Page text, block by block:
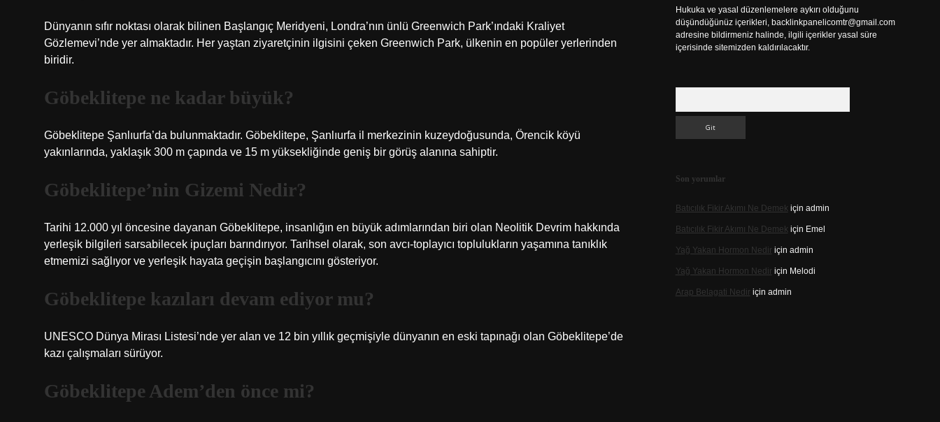
Dünyanın sıfır noktası olarak bilinen Başlangıç ​​Meridyeni, Londra’nın ünlü Greenwich Park’ındaki Kraliyet
Gözlemevi’nde yer almaktadır. Her yaştan ziyaretçinin ilgisini çeken Greenwich Park, ülkenin en popüler yerlerinden
biridir.
Göbeklitepe ne kadar büyük?
Göbeklitepe Şanlıurfa’da bulunmaktadır. Göbeklitepe, Şanlıurfa il merkezinin kuzeydoğusunda, Örencik köyü
yakınlarında, yaklaşık 300 m çapında ve 15 m yüksekliğinde geniş bir görüş alanına sahiptir.
Göbeklitepe’nin Gizemi Nedir?
Tarihi 12.000 yıl öncesine dayanan Göbeklitepe, insanlığın en büyük adımlarından biri olan Neolitik Devrim hakkında
yerleşik bilgileri sarsabilecek ipuçları barındırıyor. Tarihsel olarak, son avcı-toplayıcı toplulukların yaşamına tanıklık
etmemizi sağlıyor ve yerleşik hayata geçişin başlangıcını gösteriyor.
Göbeklitepe kazıları devam ediyor mu?
UNESCO Dünya Mirası Listesi’nde yer alan ve 12 bin yıllık geçmişiyle dünyanın en eski tapınağı olan Göbeklitepe’de
kazı çalışmaları sürüyor.
Göbeklitepe Adem’den önce mi?
Hukuka ve yasal düzenlemelere aykırı olduğunu
düşündüğünüz içerikleri, backlinkpanelicomtr@gmail.com
adresine bildirmeniz halinde, ilgili içerikler yasal süre
içerisinde sitemizden kaldırılacaktır.
Son yorumlar
Batıcılık Fikir Akımı Ne Demek için admin
Batıcılık Fikir Akımı Ne Demek için Emel
Yağ Yakan Hormon Nediriçin admin
Yağ Yakan Hormon Nediriçin Melodi
Arap Belagati Nediriçin admin